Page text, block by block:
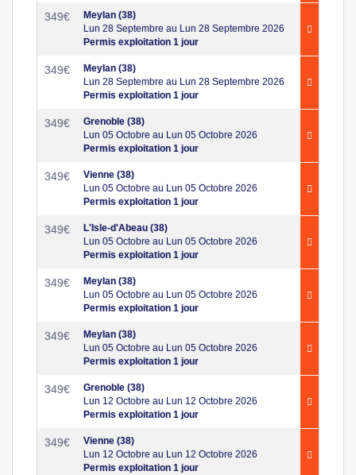
349€
Meylan (38)
Lun 28 Septembre au Lun 28 Septembre 2026
Permis exploitation 1 jour
349€
Meylan (38)
Lun 28 Septembre au Lun 28 Septembre 2026
Permis exploitation 1 jour
349€
Grenoble (38)
Lun 05 Octobre au Lun 05 Octobre 2026
Permis exploitation 1 jour
349€
Vienne (38)
Lun 05 Octobre au Lun 05 Octobre 2026
Permis exploitation 1 jour
349€
L'Isle-d'Abeau (38)
Lun 05 Octobre au Lun 05 Octobre 2026
Permis exploitation 1 jour
349€
Meylan (38)
Lun 05 Octobre au Lun 05 Octobre 2026
Permis exploitation 1 jour
349€
Meylan (38)
Lun 05 Octobre au Lun 05 Octobre 2026
Permis exploitation 1 jour
349€
Grenoble (38)
Lun 12 Octobre au Lun 12 Octobre 2026
Permis exploitation 1 jour
349€
Vienne (38)
Lun 12 Octobre au Lun 12 Octobre 2026
Permis exploitation 1 jour